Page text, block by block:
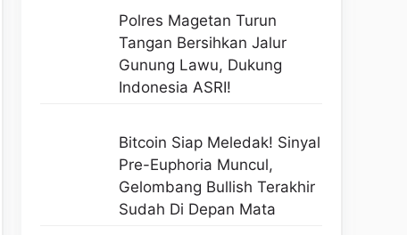
Polres Magetan Turun
Tangan Bersihkan Jalur
Gunung Lawu, Dukung
Indonesia ASRI!
Bitcoin Siap Meledak! Sinyal
Pre-Euphoria Muncul,
Gelombang Bullish Terakhir
Sudah Di Depan Mata